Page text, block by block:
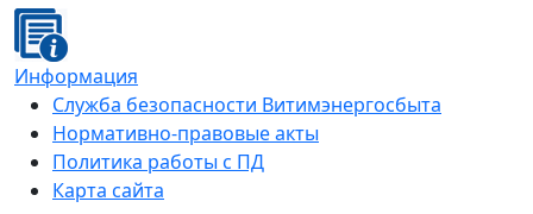
Информация
Служба безопасности Витимэнергосбыта
Нормативно-правовые акты
Политика работы с ПД
Карта сайта